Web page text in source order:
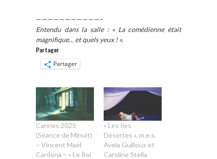
———————————–
Entendu dans la salle : « La comédienne était
magnifique… et quels yeux ! ».
Partager
Partager
Cannes 2025
(Séance de Minuit)
– Vincent Maël
Cardona – « Le Roi
« Les Iles
Désertes », m.e.s.
Avela Guilloux et
Caroline Stella